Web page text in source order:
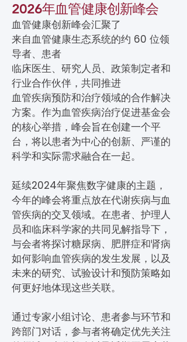
2026年血管健康创新峰会
血管健康创新峰会汇聚了
来自血管健康生态系统的约 60 位领
导者、患者
临床医生、研究人员、政策制定者和
行业合作伙伴，共同推进
血管疾病预防和治疗领域的合作解决
方案。作为血管疾病治疗促进基金会
的核心举措，峰会旨在创建一个平
台，将以患者为中心的创新、严谨的
科学和实际需求融合在一起。
延续2024年聚焦数字健康的主题，
今年的峰会将重点放在代谢疾病与血
管疾病的交叉领域。在患者、护理人
员和临床科学家的共同见解指导下，
与会者将探讨糖尿病、肥胖症和肾病
如何影响血管疾病的发生发展，以及
未来的研究、试验设计和预防策略如
何更好地体现这些关联。
通过专家小组讨论、患者参与环节和
跨部门对话，参与者将确定优先关注